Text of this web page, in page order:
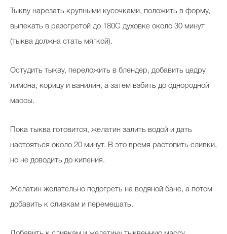
Тыкву нарезать крупными кусочками, положить в форму,
выпекать в разогретой до 180С духовке около 30 минут
(тыква должна стать мягкой).
Остудить тыкву, переложить в блендер, добавить цедру
лимона, корицу и ванилин, а затем взбить до однородной
массы.
Пока тыква готовится, желатин залить водой и дать
настояться около 20 минут. В это время растопить сливки,
но не доводить до кипения.
Желатин желательно подогреть на водяной бане, а потом
добавить к сливкам и перемешать.